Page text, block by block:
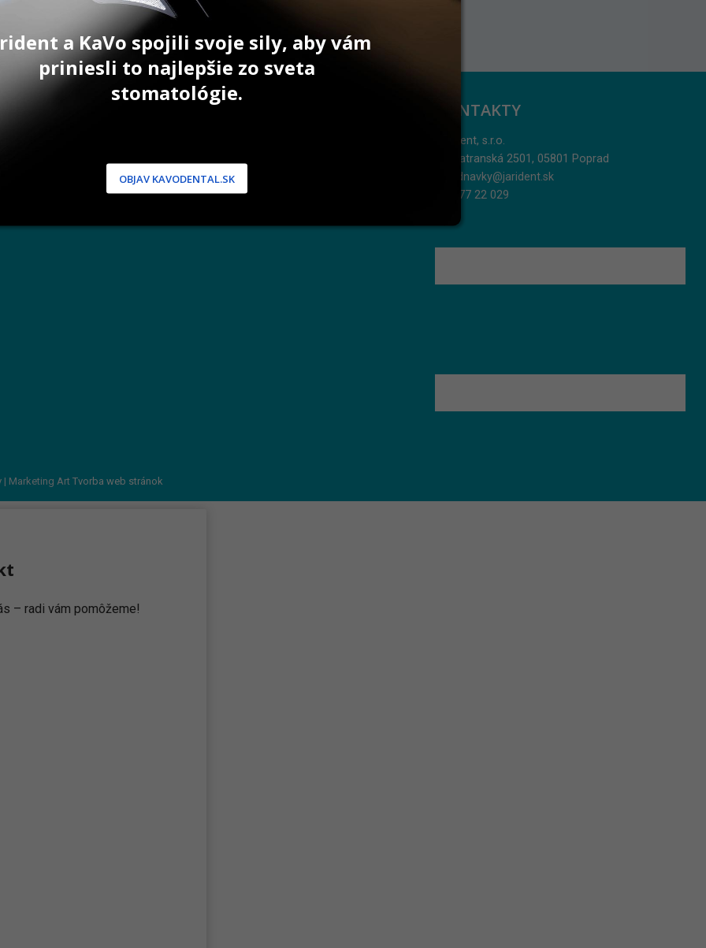
ZÓNA PODPORA
Servis
KONTAKTY
Jarident, s.r.o.
Podtatranská 2501, 05801 Poprad
objednavky@jarident.sk
052/77 22 029
| Marketing Art Tvorba web stránok
– radi vám pomôžeme!
a KaVo spojili svoje sily, aby vám
priniesli to najlepšie zo sveta
stomatológie.
OBJAV KAVODENTAL.SK